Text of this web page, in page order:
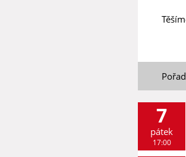
7
pátek
17:00